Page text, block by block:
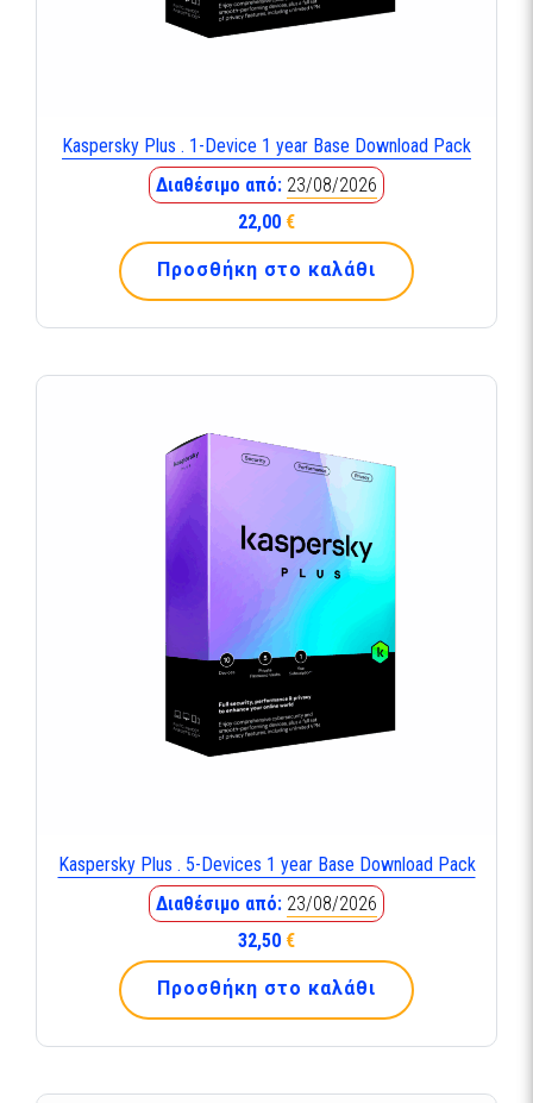
Kaspersky Plus . 1-Device 1 year Base Download Pack
Διαθέσιμο από: 23/08/2026
22,00 €
Προσθήκη στο καλάθι
Kaspersky Plus . 5-Devices 1 year Base Download Pack
Διαθέσιμο από: 23/08/2026
32,50 €
Προσθήκη στο καλάθι